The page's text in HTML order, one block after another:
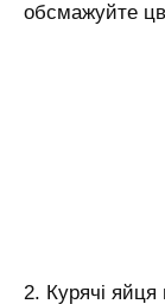
обсмажуйте
2. Курячі